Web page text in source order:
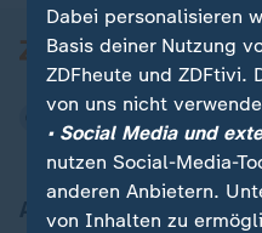
Aktuell bei ZDFheute
Dabei personalisieren
Basis deiner Nutzung
ZDFheute und ZDFtivi.
von uns nicht
• Social Media und
nutzen Social-Media-
anderen Anbietern.
von Inhalten zu